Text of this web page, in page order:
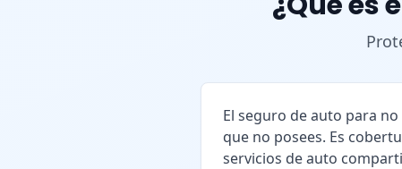
El seguro de auto para
que no posees. Es
servicios de auto